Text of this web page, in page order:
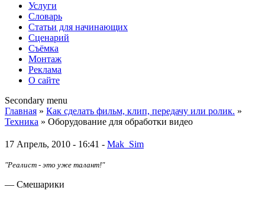
Услуги
Словарь
Статьи для начинающих
Сценарий
Съёмка
Монтаж
Реклама
О сайте
Secondary menu
Главная » Как сделать фильм, клип, передачу или ролик. »
Техника » Оборудование для обработки видео
17 Апрель, 2010 - 16:41 - Mak_Sim
"Реалист - это уже талант!"
— Смешарики